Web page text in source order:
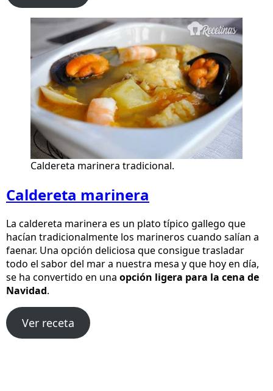
Caldereta marinera tradicional.
Caldereta marinera
La caldereta marinera es un plato típico gallego que
hacían tradicionalmente los marineros cuando salían a
faenar. Una opción deliciosa que consigue trasladar
todo el sabor del mar a nuestra mesa y que hoy en día,
se ha convertido en una opción ligera para la cena de
Navidad.
Ver receta